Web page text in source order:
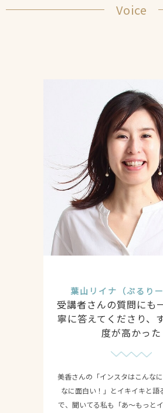
Voice
葉山リイナ（ぷるり
受講者さんの質問にも
寧に答えてくださり、
度が高かった
美香さんの「インスタはこんな
なに面白い！」とイキイキと語
で、聞いてる私も「あ〜もっと